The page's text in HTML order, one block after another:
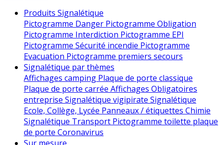
Produits Signalétique
Pictogramme Danger Pictogramme Obligation
Pictogramme Interdiction Pictogramme EPI
Pictogramme Sécurité incendie Pictogramme
Evacuation Pictogramme premiers secours
Signalétique par thèmes
Affichages camping Plaque de porte classique
Plaque de porte carrée Affichages Obligatoires
entreprise Signalétique vigipirate Signalétique
Ecole, Collège, Lycée Panneaux / étiquettes Chimie
Signalétique Transport Pictogramme toilette plaque
de porte Coronavirus